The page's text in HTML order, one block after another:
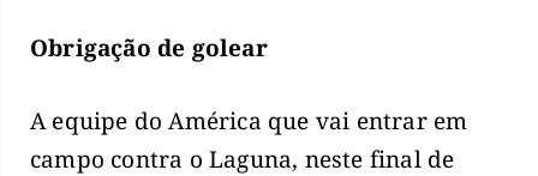
Obrigação de golear
A equipe do América que vai entrar em
campo contra o Laguna, neste final de